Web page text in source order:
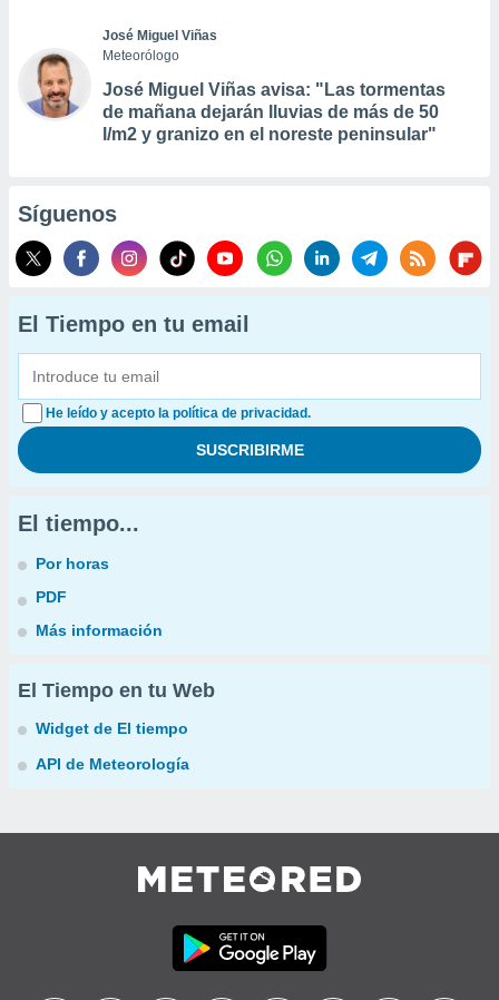
José Miguel Viñas
Meteorólogo
José Miguel Viñas avisa: "Las tormentas
de mañana dejarán lluvias de más de 50
l/m2 y granizo en el noreste peninsular"
Síguenos
El Tiempo en tu email
He leído y acepto la política de privacidad.
El tiempo...
Por horas
PDF
Más información
El Tiempo en tu Web
Widget de El tiempo
API de Meteorología